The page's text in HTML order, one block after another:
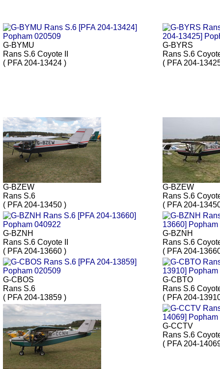
G-BYMU
Rans S.6 Coyote II
( PFA 204-13424 )
G-BYRS
Rans S.6
( PFA 204-
G-BZEW
Rans S.6
( PFA 204-13450 )
G-BZEW
Rans S.6
( PFA 204-
G-BZNH
Rans S.6 Coyote II
( PFA 204-13660 )
G-BZNH
Rans S.6
( PFA 204-
G-CBOS
Rans S.6
( PFA 204-13859 )
G-CBTO
Rans S.6
( PFA 204-
G-CCTV
Rans S.6
( PFA 204-